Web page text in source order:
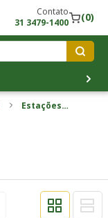
Contato
31 3479-1400
(0)
Estações